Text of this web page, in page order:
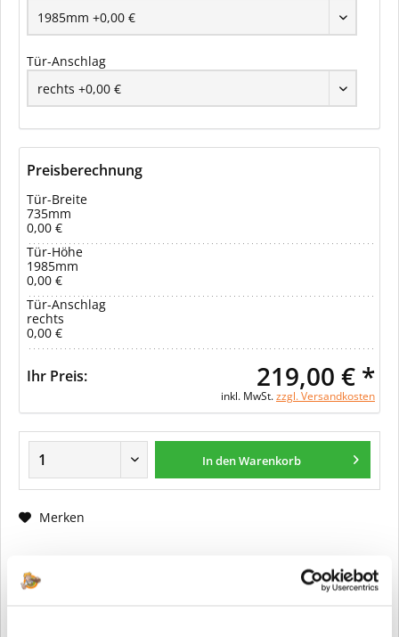
Tür-Anschlag
Preisberechnung
Tür-Breite
735mm
0,00 €
Tür-Höhe
1985mm
0,00 €
Tür-Anschlag
rechts
0,00 €
Ihr Preis: 219,00 € *
inkl. MwSt.zzgl. Versandkosten
In den Warenkorb
Merken
Fragen zum Artikel?